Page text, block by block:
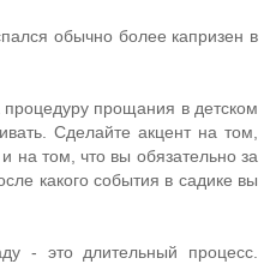
обычно более капризен в
прощания в детском
Сделайте акцент на том,
на том, что вы обязательно за
какого события в садике вы
- это длительный процесс.